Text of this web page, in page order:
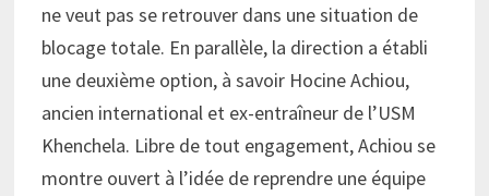
ne veut pas se retrouver dans une situation de
blocage totale. En parallèle, la direction a établi
une deuxième option, à savoir Hocine Achiou,
ancien international et ex-entraîneur de l’USM
Khenchela. Libre de tout engagement, Achiou se
montre ouvert à l’idée de reprendre une équipe